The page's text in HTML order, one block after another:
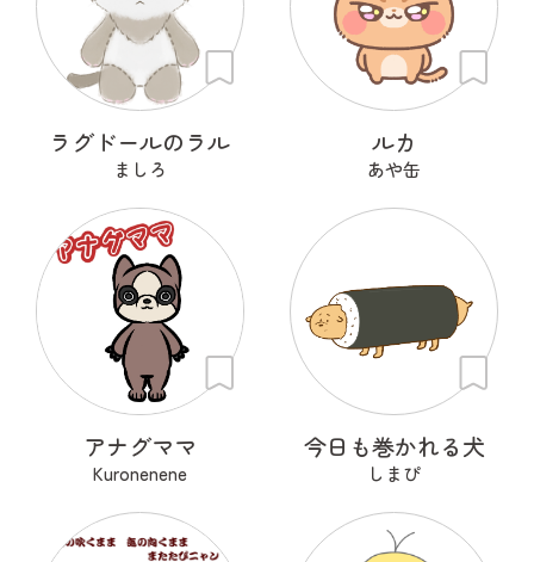
ラグドールのラル
ましろ
ルカ
あや缶
アナグママ
Kuronenene
今日も巻かれる犬
しまぴ